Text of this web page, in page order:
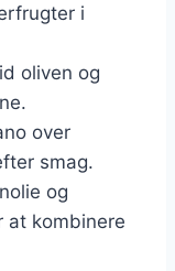
i
oliven og
over
smag.
og
at kombinere